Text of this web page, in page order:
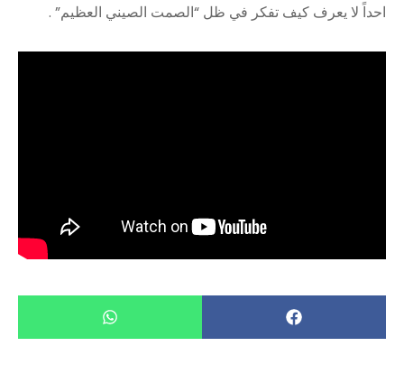
احداً لا يعرف كيف تفكر في ظل “الصمت الصيني العظيم” .